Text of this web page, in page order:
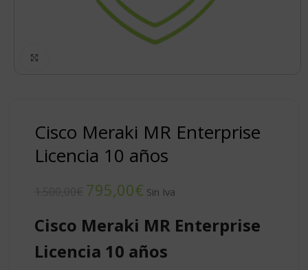
Cisco Meraki MR Enterprise
Licencia 10 años
795,00€
Cisco Meraki MR Enterprise
Licencia 10 años